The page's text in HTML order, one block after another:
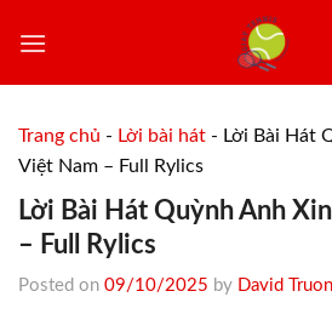
Trang chủ - Lời bài hát - Lời Bài Hát
Việt Nam – Full Rylics
Lời Bài Hát Quỳnh Anh
– Full Rylics
Posted on 09/10/2025 by David